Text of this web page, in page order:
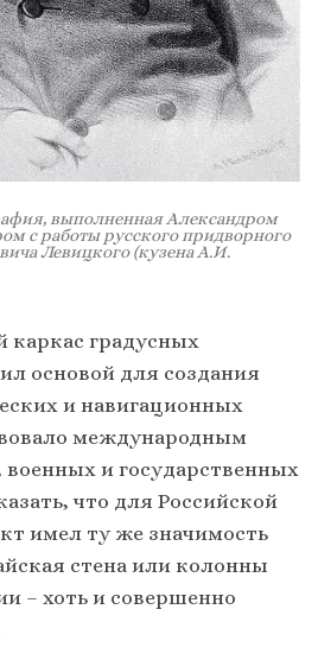
выполненная Александром
с работы русского придворного
Левицкого (кузена А.И.
градусных
основой для создания
и навигационных
международным
и государственных
что для Российской
имел ту же значимость
стена или колонны
– хоть и совершенно